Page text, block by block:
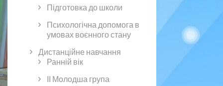
Підготовка до школи
Психологічна допомога в
умовах воєнного стану
Дистанційне навчання
Ранній вік
ІІ Молодша група